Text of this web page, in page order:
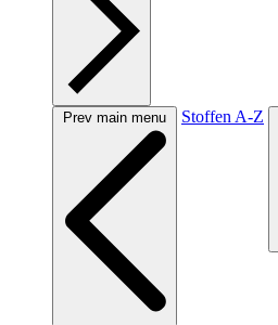
Prev main menu Stoffen A-Z